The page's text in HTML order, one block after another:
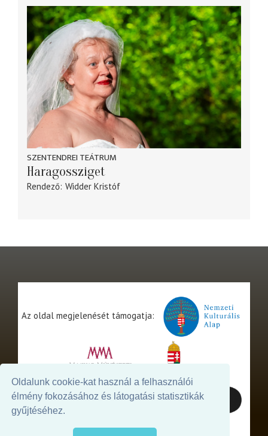
Oldalunk cookie-kat használ a felhasználói
élmény fokozásához és látogatási statisztikák
gyűjtéséhez.
SZENTENDREI TEÁTRUM
Haragossziget
Rendező Widder Kristóf
Az oldal megjelenését támogatja: